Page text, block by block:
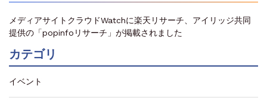
メディアサイトクラウドWatchに楽天リサーチ、アイリッジ共同
提供の「popinfoリサーチ」が掲載されました
カテゴリ
イベント